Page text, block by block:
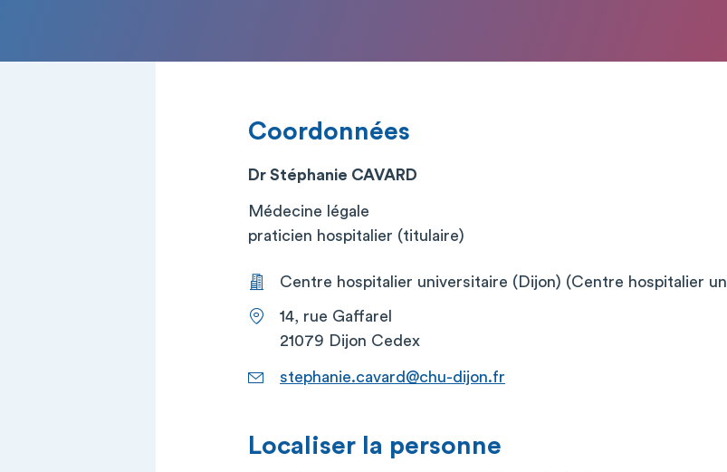
Coordonnées
Dr Stéphanie CAVARD
Médecine légale
praticien hospitalier (titulaire)
Centre hospitalier universitaire (Dijon) (Centre hospitalier
14, rue Gaffarel
21079 Dijon Cedex
stephanie.cavard@chu-dijon.fr
Localiser la personne